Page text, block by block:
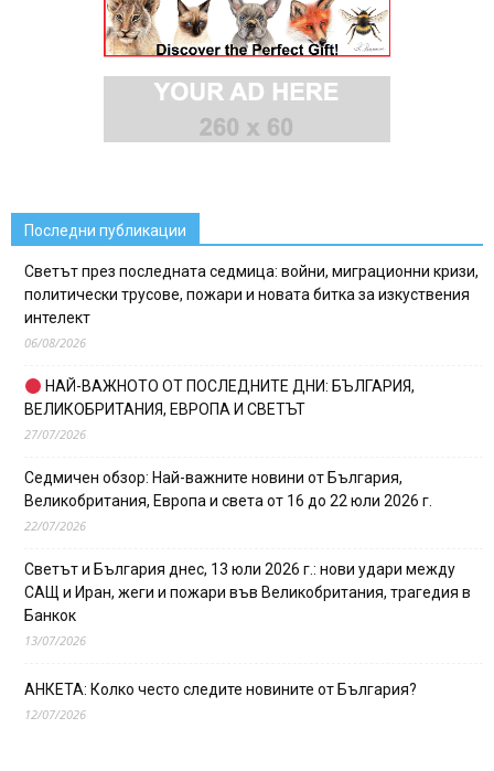
Последни публикации
Светът през последната седмица: войни, миграционни кризи,
политически трусове, пожари и новата битка за изкуствения
интелект
06/08/2026
НАЙ-ВАЖНОТО ОТ ПОСЛЕДНИТЕ ДНИ: БЪЛГАРИЯ,
ВЕЛИКОБРИТАНИЯ, ЕВРОПА И СВЕТЪТ
27/07/2026
Седмичен обзор: Най-важните новини от България,
Великобритания, Европа и света от 16 до 22 юли 2026 г.
22/07/2026
Светът и България днес, 13 юли 2026 г.: нови удари между
САЩ и Иран, жеги и пожари във Великобритания, трагедия в
Банкок
13/07/2026
АНКЕТА: Колко често следите новините от България?
12/07/2026